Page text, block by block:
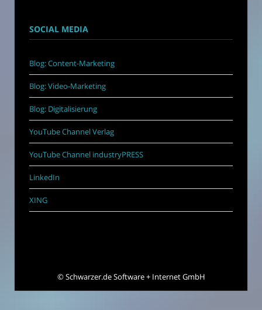
SOCIAL MEDIA
Blog: Content-Marketing
Blog: Video-Marketing
Blog: Digitalisierung
YouTube Channel Verlag
YouTube Channel industryPRESS
LinkedIn
XING
©Schwarzer.de Software + Internet GmbH